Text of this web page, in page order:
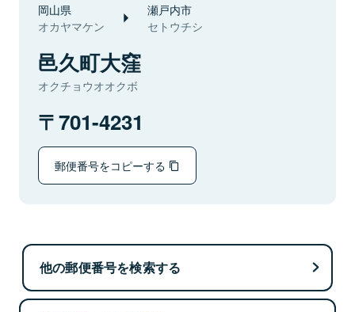
岡山県
オカヤマケン
瀬戸内市
セトウチシ
邑久町大窪
オクチョウオオクボ
701-4231
郵便番号をコピーする
他の郵便番号を検索する